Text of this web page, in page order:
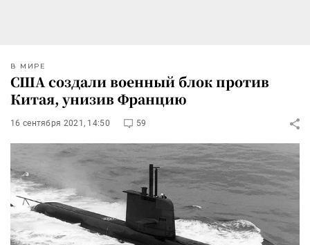
В МИРЕ
США создали военный блок против
Китая, унизив Францию
16 сентября 2021, 14:50 59